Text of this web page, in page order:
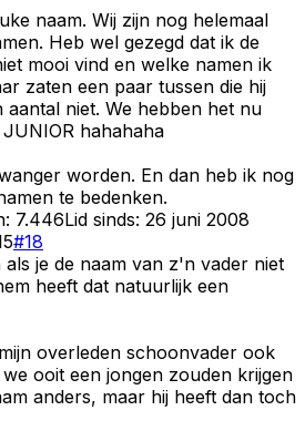
naam. Wij zijn nog helemaal
Heb wel gezegd dat ik de
mooi vind en welke namen ik
zaten een paar tussen die hij
niet. We hebben het nu
hahahaha
worden. En dan heb ik nog
te bedenken.
7.446Lid sinds: 26 juni 2008
#18
als je de naam van z'n vader niet
heeft dat natuurlijk een
overleden schoonvader ook
ooit een jongen zouden krijgen
anders, maar hij heeft dan toch